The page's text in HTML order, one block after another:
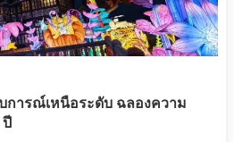
การณ์เหนือระดับ ฉลองความ
ปี